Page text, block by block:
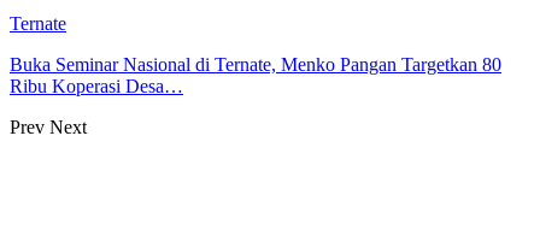
Ternate
Buka Seminar Nasional di Ternate, Menko Pangan Targetkan 80
Ribu Koperasi Desa…
Prev Next